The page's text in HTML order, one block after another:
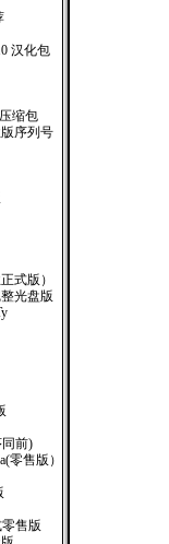
汉化包
缩包
序列号
式版）
光盘版
同前)
零售版）
售版